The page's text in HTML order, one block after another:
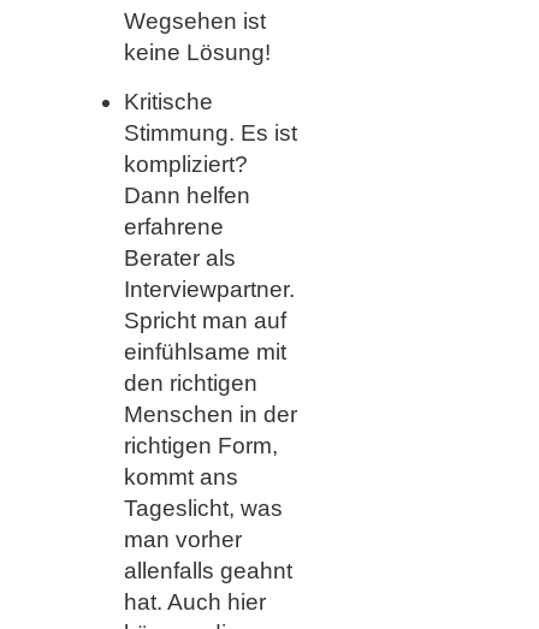
Wegsehen ist
keine Lösung!
Kritische
Stimmung. Es ist
kompliziert?
Dann helfen
erfahrene
Berater als
Interviewpartner.
Spricht man auf
einfühlsame mit
den richtigen
Menschen in der
richtigen Form,
kommt ans
Tageslicht, was
man vorher
allenfalls geahnt
hat. Auch hier